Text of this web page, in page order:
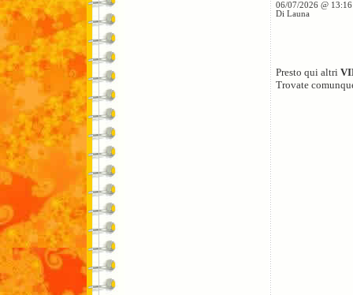
06/07/2026 @
Di Launa
Presto qui altri
Trovate